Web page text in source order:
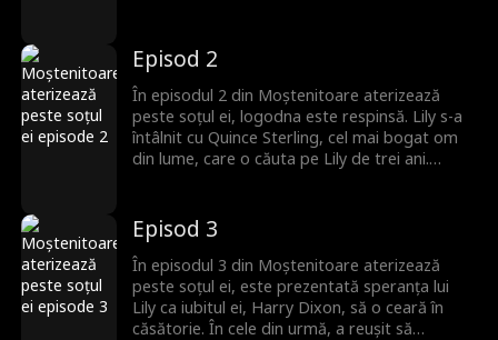
căsătorie de la iubitul ei. Însă identitatea ei
era un secret, pretinzând că este o livratoare.
În drum, a avut un accident. Va dezvălui Lily
adevărata sa identitate?
Episod 2
În episodul 2 din Moștenitoare aterizează
peste soțul ei, logodna este respinsă. Lily s-a
întâlnit cu Quince Sterling, cel mai bogat om
din lume, care o căuta pe Lily de trei ani.
pentru Harry Dixon. Era Harry Dixon mai bun
decât Quince? Rămâi cu noi pentru episoadele
viitoare.
Episod 3
În episodul 3 din Moștenitoare aterizează
peste soțul ei, este prezentată speranța lui
Lily ca iubitul ei, Harry Dixon, să o ceară în
căsătorie. În cele din urmă, a reușit să